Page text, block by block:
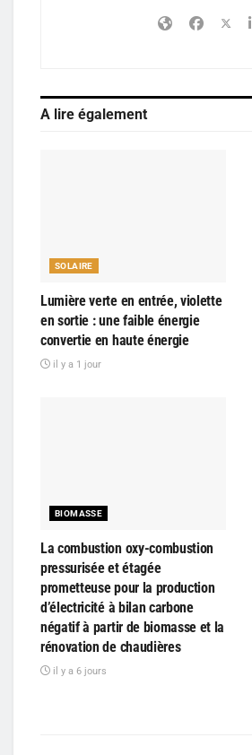
A lire également
SOLAIRE
Lumière verte en entrée, violette
en sortie : une faible énergie
convertie en haute énergie
il y a 1 jour
BIOMASSE
La combustion oxy-combustion
pressurisée et étagée
prometteuse pour la production
d’électricité à bilan carbone
négatif à partir de biomasse et la
rénovation de chaudières
il y a 6 jours